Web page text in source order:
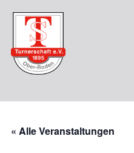
« Alle Veranstaltungen